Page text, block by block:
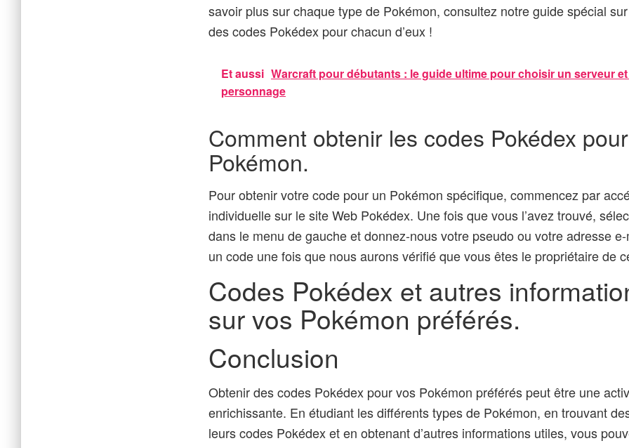
savoir plus sur chaque type de Pokémon, consultez notre guide spécial
des codes Pokédex pour chacun d’eux !
Et aussi Warcraft pour débutants : le guide ultime pour choisir un serveur
personnage
Comment obtenir les codes Pokédex
Pokémon.
Pour obtenir votre code pour un Pokémon spécifique, commencez par
individuelle sur le site Web Pokédex. Une fois que vous l’avez trouvé,
dans le menu de gauche et donnez-nous votre pseudo ou votre adresse
un code une fois que nous aurons vérifié que vous êtes le propriétaire de
Codes Pokédex et autres
sur vos Pokémon préférés.
Conclusion
Obtenir des codes Pokédex pour vos Pokémon préférés peut être une
enrichissante. En étudiant les différents types de Pokémon, en trouvant
leurs codes Pokédex et en obtenant d’autres informations utiles, vous